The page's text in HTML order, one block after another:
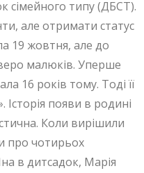
сімейного типу (ДБСТ).
але отримати статус
19 жовтня, але до
малюків. Уперше
16 років тому. Тоді її
появи в родині
Коли вирішили
про чотирьох
в дитсадок, Марія